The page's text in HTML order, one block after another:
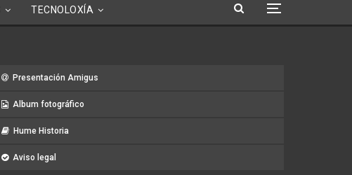
TECNOLOXÍA
Presentación Amigus
Album fotográfico
Hume Historia
Aviso legal